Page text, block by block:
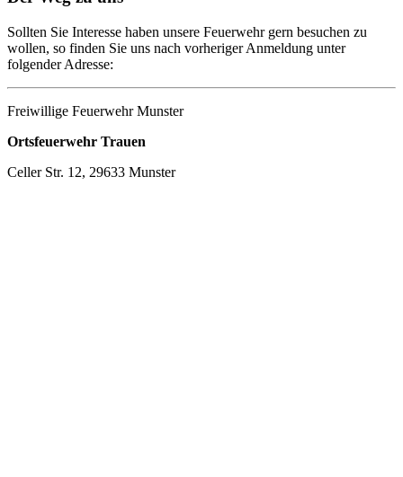
Sollten Sie Interesse haben unsere Feuerwehr gern besuchen zu
wollen, so finden Sie uns nach vorheriger Anmeldung unter
folgender Adresse:
Freiwillige Feuerwehr Munster
Ortsfeuerwehr Trauen
Celler Str. 12, 29633 Munster